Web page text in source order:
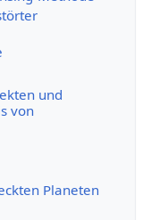
und
von
Planeten